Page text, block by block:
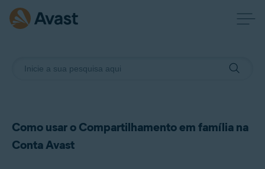
Como usar o Compartilhamento em família na
Conta Avast